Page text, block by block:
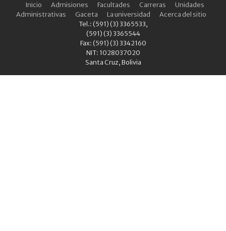
Inicio
Admisiones Facultades Carreras
Unidades
Administrativas
Gaceta La universidad
Acerca del sitio
Tel.: (591) (3) 3365533,
(591) (3) 3365544
Fax: (591) (3) 3342160
NIT: 1028037020
Santa Cruz, Bolivia